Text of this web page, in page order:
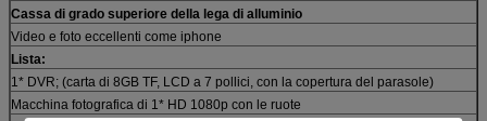
Cassa di grado superiore della lega di alluminio
Video e foto eccellenti come iphone
Lista:
1* DVR; (carta di 8GB TF, LCD a 7 pollici, con la copertura del parasole)
Macchina fotografica di 1* HD 1080p con le ruote